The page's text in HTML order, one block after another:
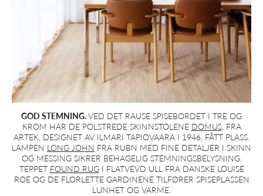
GOD STEMNING.VED DET RAUSE SPISEBORDET I TRE OG
KROM HAR DE POLSTREDE SKINNSTOLENE DOMUS, FRA
ARTEK, DESIGNET AV ILMARI TAPIOVAARA I 1946, FÅTT PLASS.
LAMPEN LONG JOHN FRA RUBN MED FINE DETALJER I SKINN
OG MESSING SIKRER BEHAGELIG STEMNINGSBELYSNING.
TEPPET FOUND RUGI FLATVEVD ULL FRA DANSKE LOUISE
ROE OG DE FLORLETTE GARDINENE TILFØRER SPISEPLASSEN
LUNHET OG VARME.